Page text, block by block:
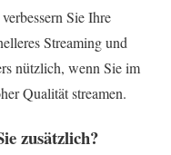
verbessern Sie Ihre
Streaming und
nützlich, wenn Sie im
Qualität streamen.
zusätzlich?